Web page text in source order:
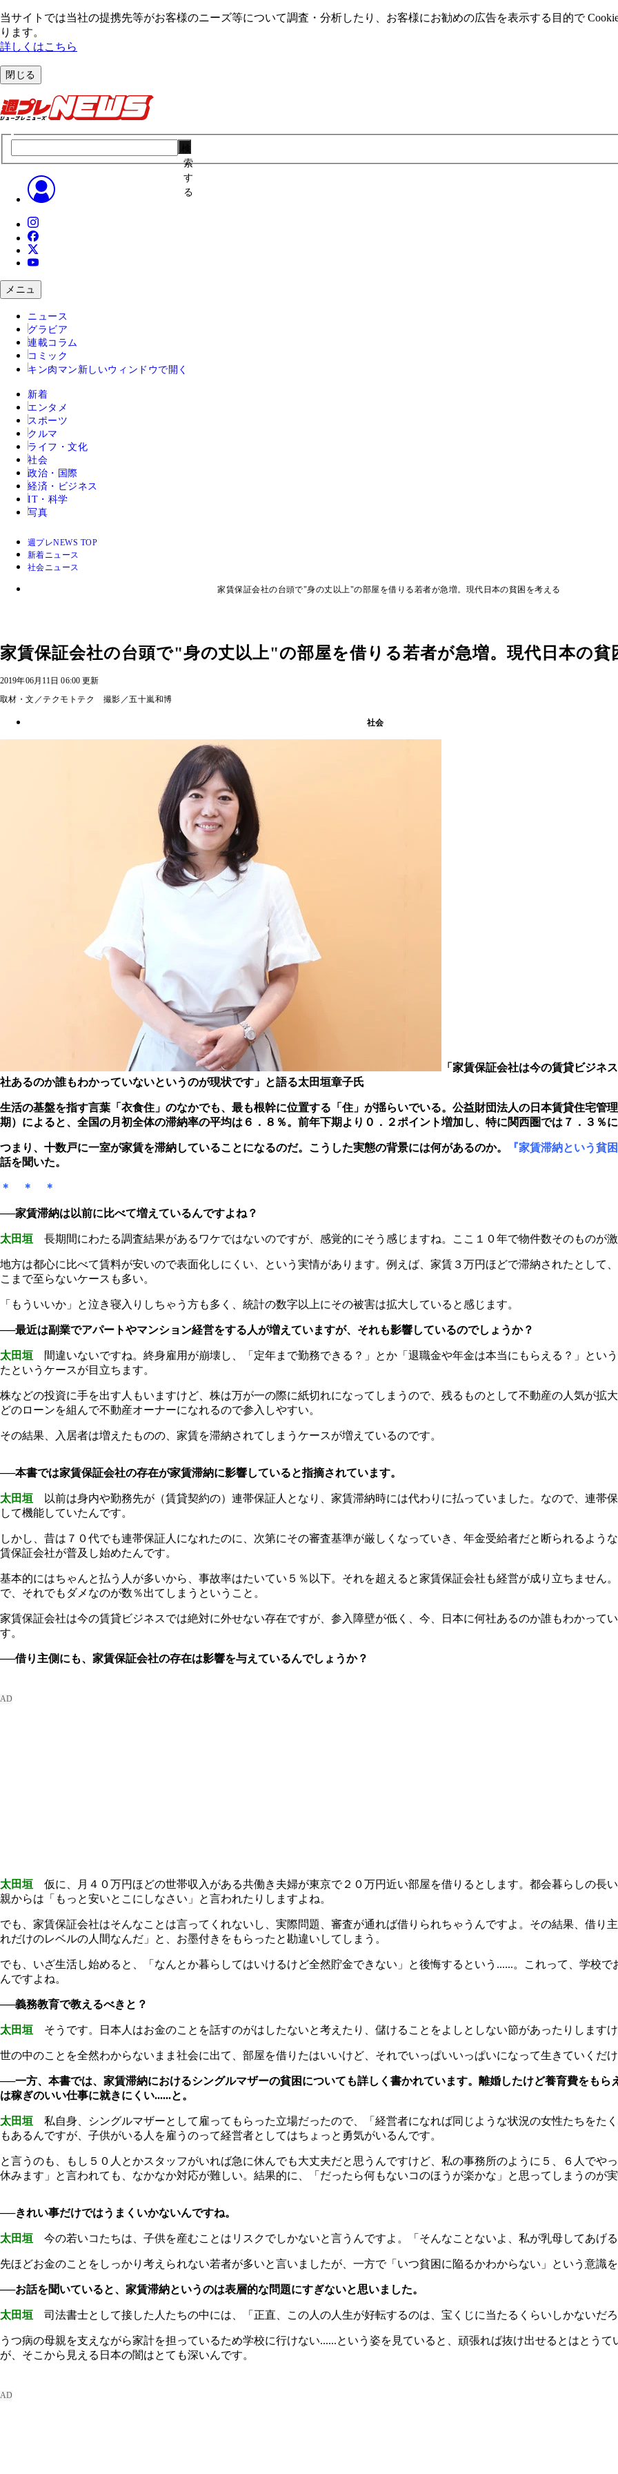
当サイトでは当社の提携先等がお客様のニーズ等について調査・分析したり、お客様にお勧めの広告を表⽰する⽬的で
ります。
詳しくはこちら
閉じる
索
す
る
メニュ
ニュース
グラビア
連載コラム
コミック
キン肉マン 新しいウィンドウで開く
新着
エンタメ
スポーツ
クルマ
ライフ・文化
社会
政治・国際
経済・ビジネス
IT・科学
写真
週プレNEWS TOP
新着ニュース
社会ニュース
家賃保証会社の台頭で"身の丈以上"の部屋を借りる若者が急増。現代日本の貧困を考える
家賃保証会社の台頭で"身の丈以上"の部屋を借りる若者が急増。現代日本の貧
2019年06月11日 06:00 更新
取材・文／テクモトテク 撮影／五十嵐和博
社会
「家賃保証会社は今の賃貸ビジネ
社あるのか誰もわかっていないというのが現状です」と語る太田垣章子氏
生活の基盤を指す言葉「衣食住」のなかでも、最も根幹に位置する「住」が揺らいでいる。公益財団法人の日本賃貸住宅管
期）によると、全国の月初全体の滞納率の平均は６．８％。前年下期より０．２ポイント増加し、特に関西圏では７．３％に
つまり、十数戸に一室が家賃を滞納していることになるのだ。こうした実態の背景には何があるのか。 『家賃滞納という貧困
話を聞いた。
＊ ＊ ＊
──家賃滞納は以前に比べて増えているんですよね？
太田垣 長期間にわたる調査結果があるワケではないのですが、感覚的にそう感じますね。ここ１０年で物件数そのものが
地方は都心に比べて賃料が安いので表面化しにくい、という実情があります。例えば、家賃３万円ほどで滞納されたとして
こまで至らないケースも多い。
「もういいか」と泣き寝入りしちゃう方も多く、統計の数字以上にその被害は拡大していると感じます。
──最近は副業でアパートやマンション経営をする人が増えていますが、それも影響しているのでしょうか？
太田垣 間違いないですね。終身雇用が崩壊し、「定年まで勤務できる？」とか「退職金や年金は本当にもらえる？」とい
たというケースが目立ちます。
株などの投資に手を出す人もいますけど、株は万が一の際に紙切れになってしまうので、残るものとして不動産の人気が拡
どのローンを組んで不動産オーナーになれるので参入しやすい。
その結果、入居者は増えたものの、家賃を滞納されてしまうケースが増えているのです。
──本書では家賃保証会社の存在が家賃滞納に影響していると指摘されています。
太田垣 以前は身内や勤務先が（賃貸契約の）連帯保証人となり、家賃滞納時には代わりに払っていました。なので、連帯
して機能していたんです。
しかし、昔は７０代でも連帯保証人になれたのに、次第にその審査基準が厳しくなっていき、年金受給者だと断られるよう
賃保証会社が普及し始めたんです。
基本的にはちゃんと払う人が多いから、事故率はたいてい５％以下。それを超えると家賃保証会社も経営が成り立ちません
で、それでもダメなのが数％出てしまうということ。
家賃保証会社は今の賃貸ビジネスでは絶対に外せない存在ですが、参入障壁が低く、今、日本に何社あるのか誰もわかって
す。
──借り主側にも、家賃保証会社の存在は影響を与えているんでしょうか？
太田垣 仮に、月４０万円ほどの世帯収入がある共働き夫婦が東京で２０万円近い部屋を借りるとします。都会暮らしの長
親からは「もっと安いとこにしなさい」と言われたりしますよね。
でも、家賃保証会社はそんなことは言ってくれないし、実際問題、審査が通れば借りられちゃうんですよ。その結果、借り
れだけのレベルの人間なんだ」と、お墨付きをもらったと勘違いしてしまう。
でも、いざ生活し始めると、「なんとか暮らしてはいけるけど全然貯金できない」と後悔するという......。これって、学校
んですよね。
──義務教育で教えるべきと？
太田垣 そうです。日本人はお金のことを話すのがはしたないと考えたり、儲けることをよしとしない節があったりします
世の中のことを全然わからないまま社会に出て、部屋を借りたはいいけど、それでいっぱいいっぱいになって生きていくだ
──一方、本書では、家賃滞納におけるシングルマザーの貧困についても詳しく書かれています。離婚したけど養育費をも
は稼ぎのいい仕事に就きにくい......と。
太田垣 私自身、シングルマザーとして雇ってもらった立場だったので、「経営者になれば同じような状況の女性たちをた
もあるんですが、子供がいる人を雇うのって経営者としてはちょっと勇気がいるんです。
と言うのも、もし５０人とかスタッフがいれば急に休んでも大丈夫だと思うんですけど、私の事務所のように５、６人でや
休みます」と言われても、なかなか対応が難しい。結果的に、「だったら何もないコのほうが楽かな」と思ってしまうのが実
──きれい事だけではうまくいかないんですね。
太田垣 今の若いコたちは、子供を産むことはリスクでしかないと言うんですよ。「そんなことないよ、私が乳母してあげ
先ほどお金のことをしっかり考えられない若者が多いと言いましたが、一方で「いつ貧困に陥るかわからない」という意識
──お話を聞いていると、家賃滞納というのは表層的な問題にすぎないと思いました。
太田垣 司法書士として接した人たちの中には、「正直、この人の人生が好転するのは、宝くじに当たるくらいしかないだ
うつ病の母親を支えながら家計を担っているため学校に行けない......という姿を見ていると、頑張れば抜け出せるとはとう
が、そこから見える日本の闇はとても深いんです。